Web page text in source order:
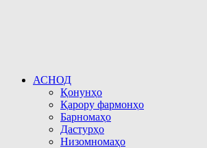
АСНОД
Қонунҳо
Қарору фармонҳо
Барномаҳо
Дастурҳо
Низомномаҳо